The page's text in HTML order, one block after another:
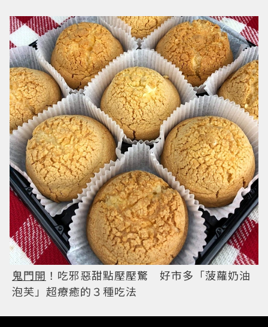
鬼門開 ！吃邪惡甜點壓壓驚 好市多「菠蘿奶油
泡芙」超療癒的３種吃法